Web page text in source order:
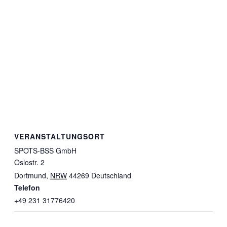
VERANSTALTUNGSORT
SPOTS-BSS GmbH
Oslostr. 2
Dortmund, NRW 44269 Deutschland
Telefon
+49 231 31776420